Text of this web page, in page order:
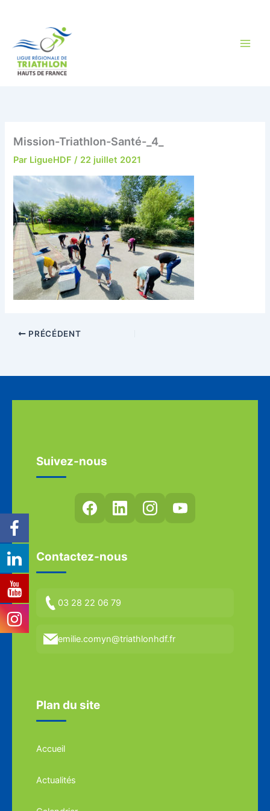
Mission-Triathlon-Santé-_4_
Par LigueHDF/ 22 juillet 2021
PRÉCÉDENT
Suivez-nous
Contactez-nous
03 28 22 06 79
emilie.comyn@triathlonhdf.fr
Plan du site
Accueil
Actualités